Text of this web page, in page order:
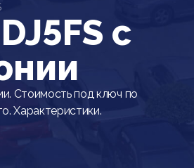
c
Стоимость под ключ по
Характеристики.